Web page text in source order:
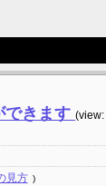
できます(view:
見方